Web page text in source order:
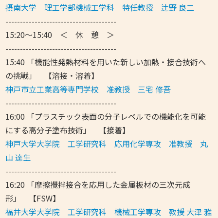
摂南大学 理工学部機械工学科 特任教授 辻野 良二
--------------------------------------
15:20～15:40 ＜ 休 憩 ＞
--------------------------------------
15:40 「機能性発熱材料を用いた新しい加熱・接合技術へ
の挑戦」 【溶接・溶着】
神戸市立工業高等専門学校 准教授 三宅 修吾
--------------------------------------
16:00 「プラスチック表面の分子レベルでの機能化を可能
にする高分子塗布技術」 【接着】
神戸大学大学院 工学研究科 応用化学専攻 准教授 丸
山 達生
--------------------------------------
16:20 「摩擦攪拌接合を応用した金属板材の三次元成
形」 【FSW】
福井大学大学院 工学研究科 機械工学専攻 教授 大津 雅